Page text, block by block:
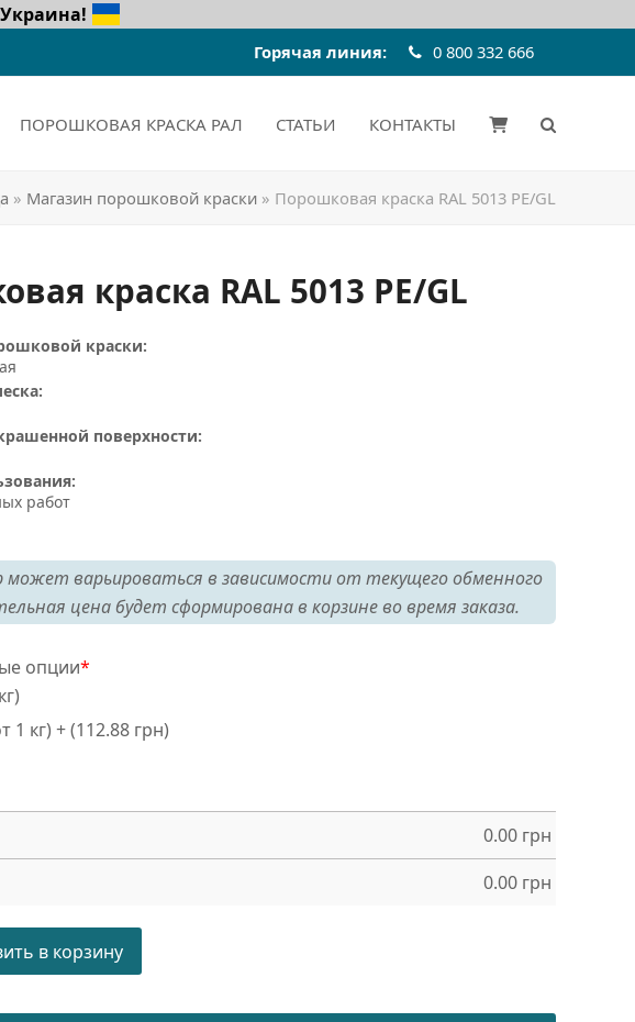
Горячая линия: 0 800 332 666
ПОРОШКОВАЯ КРАСКА РАЛ СТАТЬИ КОНТАКТЫ
» Магазин порошковой краски » Порошковая краска RAL 5013 PE/GL
краска RAL 5013 PE/GL
краски:
поверхности:
работ
варьироваться в зависимости от текущего обменного
цена будет сформирована в корзине во время заказа.
опции*
1 кг) + (112.88 грн)
0.00 грн
0.00 грн
в корзину